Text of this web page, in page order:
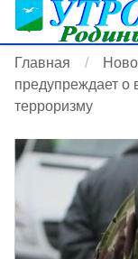
Главная
предупреждает о
терроризму